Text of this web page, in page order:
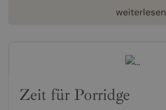
weiterlesen
Zeit für Porridge